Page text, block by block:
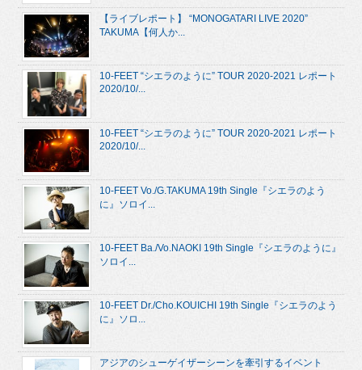
【ライブレポート】 “MONOGATARI LIVE 2020”
TAKUMA【何人か...
10-FEET “シエラのように” TOUR 2020-2021 レポート
2020/10/...
10-FEET “シエラのように” TOUR 2020-2021 レポート
2020/10/...
10-FEET Vo./G.TAKUMA 19th Single『シエラのよう
に』ソロイ...
10-FEET Ba./Vo.NAOKI 19th Single『シエラのように』
ソロイ...
10-FEET Dr./Cho.KOUICHI 19th Single『シエラのよう
に』ソロ...
アジアのシューゲイザーシーンを牽引するイベント